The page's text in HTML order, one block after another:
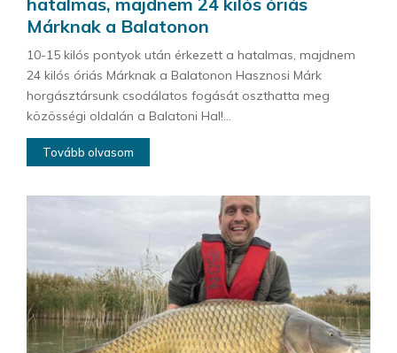
Márknak a Balatonon
10-15 kilós pontyok után érkezett a hatalmas, majdnem
24 kilós óriás Márknak a Balatonon Hasznosi Márk
horgásztársunk csodálatos fogását oszthatta meg
közösségi oldalán a Balatoni Hal!...
Tovább olvasom